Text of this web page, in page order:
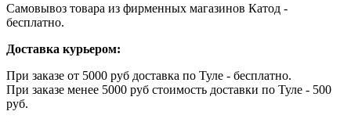
Самовывоз товара из фирменных магазинов Катод -
бесплатно.
Доставка курьером:
При заказе от 5000 руб доставка по Туле - бесплатно.
При заказе менее 5000 руб стоимость доставки по Туле - 500
руб.